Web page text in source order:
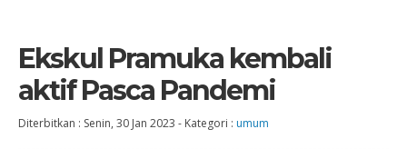
Ekskul Pramuka kembali
aktif Pasca Pandemi
Diterbitkan : Senin, 30 Jan 2023 - Kategori : umum